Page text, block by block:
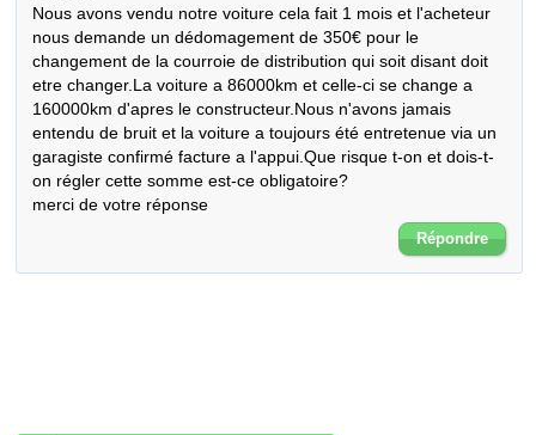
Nous avons vendu notre voiture cela fait 1 mois et l'acheteur
nous demande un dédomagement de 350€ pour le
changement de la courroie de distribution qui soit disant doit
etre changer.La voiture a 86000km et celle-ci se change a
160000km d'apres le constructeur.Nous n'avons jamais
entendu de bruit et la voiture a toujours été entretenue via un
garagiste confirmé facture a l'appui.Que risque t-on et dois-t-
on régler cette somme est-ce obligatoire?
merci de votre réponse
Répondre